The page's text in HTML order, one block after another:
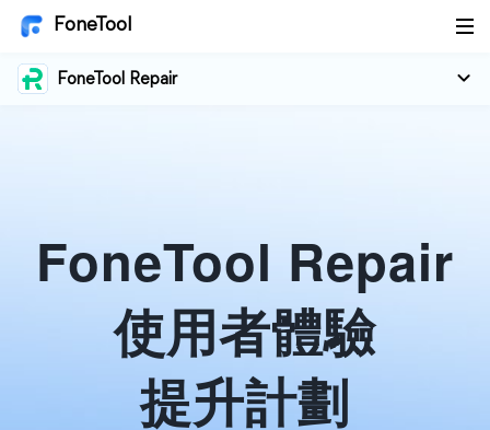
FoneTool
FoneTool Repair
FoneTool Repair
使用者體驗
提升計劃